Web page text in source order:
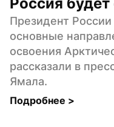
Президент
основные
освоения
рассказали в
Ямала.
Подробнее >